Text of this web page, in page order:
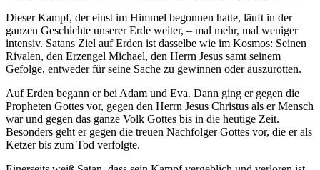
Dieser Kampf, der einst im Himmel begonnen hatte, läuft in der
ganzen Geschichte unserer Erde weiter, – mal mehr, mal weniger
intensiv. Satans Ziel auf Erden ist dasselbe wie im Kosmos: Seinen
Rivalen, den Erzengel Michael, den Herrn Jesus samt seinem
Gefolge, entweder für seine Sache zu gewinnen oder auszurotten.
Auf Erden begann er bei Adam und Eva. Dann ging er gegen die
Propheten Gottes vor, gegen den Herrn Jesus Christus als er Mensch
war und gegen das ganze Volk Gottes bis in die heutige Zeit.
Besonders geht er gegen die treuen Nachfolger Gottes vor, die er als
Ketzer bis zum Tod verfolgte.